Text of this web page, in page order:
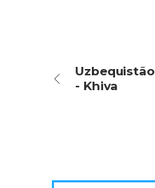
Uzbequistão
- Khiva